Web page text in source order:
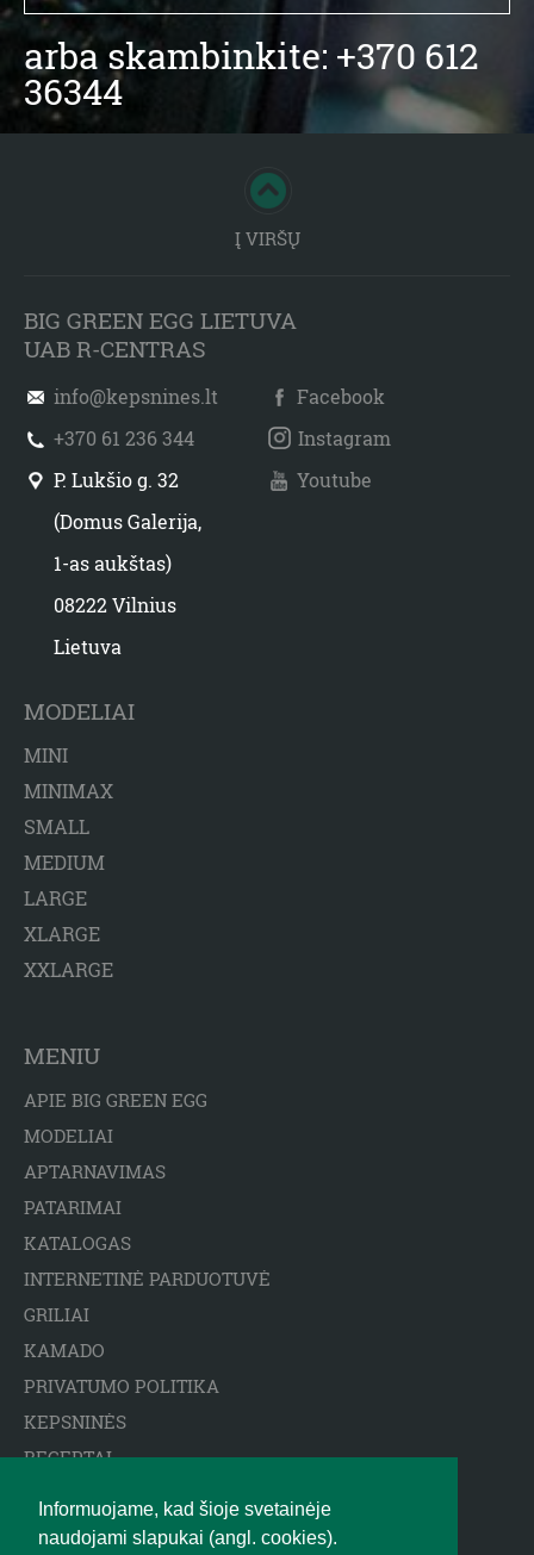
Informuojame, kad šioje svetainėje
naudojami slapukai (angl. cookies).
arba skambinkite: +370 612
36344
Į VIRŠŲ
BIG GREEN EGG LIETUVA
UAB R-CENTRAS
info@kepsnines.lt
+370 61 236 344
P. Lukšio g. 32
(Domus Galerija,
1-as aukštas)
08222 Vilnius
Lietuva
Facebook
Instagram
Youtube
MODELIAI
MINI
MINIMAX
SMALL
MEDIUM
LARGE
XLARGE
XXLARGE
MENIU
APIE BIG GREEN EGG
MODELIAI
APTARNAVIMAS
PATARIMAI
KATALOGAS
INTERNETINĖ PARDUOTUVĖ
GRILIAI
KAMADO
PRIVATUMO POLITIKA
KEPSNINĖS
RECEPTAI
ATSAKOMYBĖS APRIBOJIMAS